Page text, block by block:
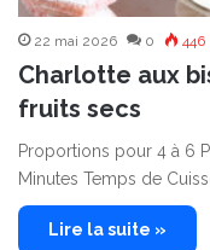
22 mai 2026 0 446
Charlotte aux
fruits secs
Proportions pour 4 à 6
Minutes Temps de
Lire la suite »